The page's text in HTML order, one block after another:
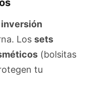
Los sets
(bolsitas
tu